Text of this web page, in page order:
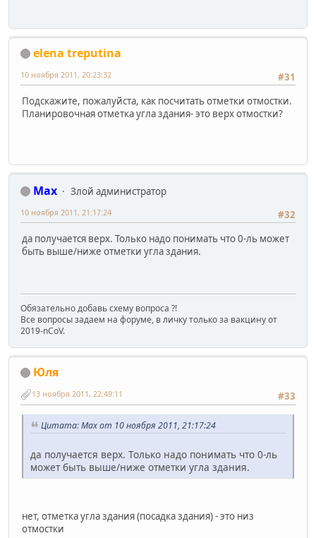
elena treputina
#31
10 ноября 2011, 20:23:32
Подскажите, пожалуйста, как посчитать отметки отмостки.
Планировочная отметка угла здания- это верх отмостки?
Max
Злой администратор
#32
10 ноября 2011, 21:17:24
да получается верх. Только надо понимать что 0-ль может
быть выше/ниже отметки угла здания.
Обязательно добавь схему вопроса ?!
Все вопросы задаем на форуме, в личку только за вакцину от
2019-nCoV.
Юля
#33
13 ноября 2011, 22:49:11
Цитата: Max от 10 ноября 2011, 21:17:24
да получается верх. Только надо понимать что 0-ль
может быть выше/ниже отметки угла здания.
нет, отметка угла здания (посадка здания) - это низ
отмостки